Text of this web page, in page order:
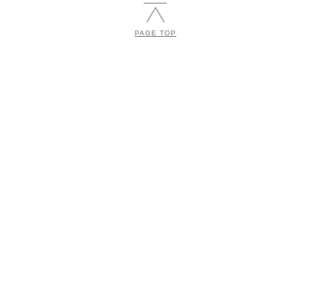
PAGE TOP